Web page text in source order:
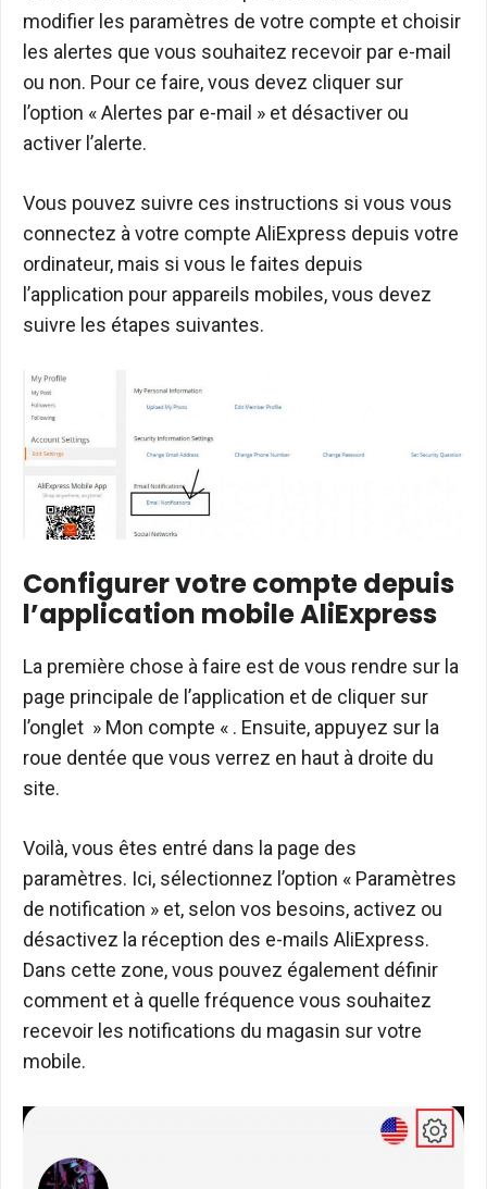
modifier les paramètres de votre compte et choisir
les alertes que vous souhaitez recevoir par e-mail
ou non. Pour ce faire, vous devez cliquer sur
l’option « Alertes par e-mail » et désactiver ou
activer l’alerte.
Vous pouvez suivre ces instructions si vous vous
connectez à votre compte AliExpress depuis votre
ordinateur, mais si vous le faites depuis
l’application pour appareils mobiles, vous devez
suivre les étapes suivantes.
Configurer votre compte depuis
l’application mobile AliExpress
La première chose à faire est de vous rendre sur la
page principale de l’application et de cliquer sur
l’onglet » Mon compte « . Ensuite, appuyez sur la
roue dentée que vous verrez en haut à droite du
site.
Voilà, vous êtes entré dans la page des
paramètres. Ici, sélectionnez l’option « Paramètres
de notification » et, selon vos besoins, activez ou
désactivez la réception des e-mails AliExpress.
Dans cette zone, vous pouvez également définir
comment et à quelle fréquence vous souhaitez
recevoir les notifications du magasin sur votre
mobile.